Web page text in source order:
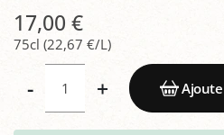
17,00 €
75cl (22,67 €/L)
- +